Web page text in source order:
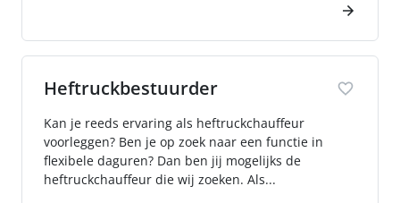
Heftruckbestuurder
Kan je reeds ervaring als heftruckchauffeur
voorleggen? Ben je op zoek naar een functie in
flexibele daguren? Dan ben jij mogelijks de
heftruckchauffeur die wij zoeken. Als...